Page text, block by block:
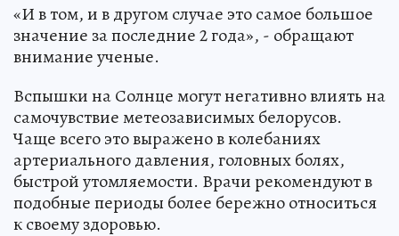
«И в том, и в другом случае это самое большое
значение за последние 2 года», - обращают
внимание ученые.
Вспышки на Солнце могут негативно влиять на
самочувствие метеозависимых белорусов.
Чаще всего это выражено в колебаниях
артериального давления, головных болях,
быстрой утомляемости. Врачи рекомендуют в
подобные периоды более бережно относиться
к своему здоровью.